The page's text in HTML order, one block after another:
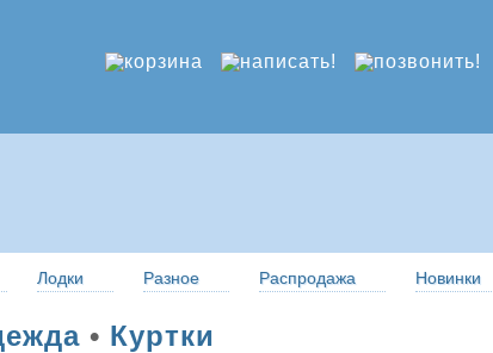
Лодки Разное Распродажа Новинки
• Куртки